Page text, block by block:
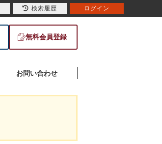
無料会員登録
お問い合わせ
検索履歴 ログイン